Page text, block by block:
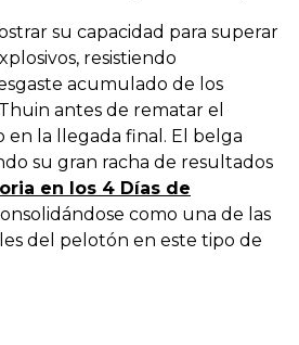
su capacidad para superar
resistiendo
acumulado de los
antes de rematar el
en la llegada final. El belga
su gran racha de resultados
en los 4 Días de
como una de las
del pelotón en este tipo de